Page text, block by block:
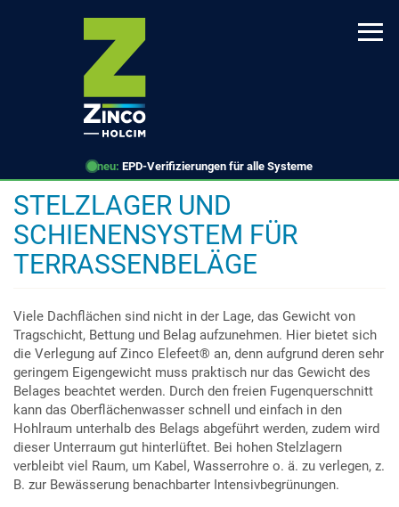
neu: EPD-Verifizierungen für alle Systeme
STELZLAGER UND
SCHIENENSYSTEM FÜR
TERRASSENBELÄGE
Viele Dachflächen sind nicht in der Lage, das Gewicht von
Tragschicht, Bettung und Belag aufzunehmen. Hier bietet sich
die Verlegung auf Zinco Elefeet® an, denn aufgrund deren sehr
geringem Eigengewicht muss praktisch nur das Gewicht des
Belages beachtet werden. Durch den freien Fugenquerschnitt
kann das Oberflächenwasser schnell und einfach in den
Hohlraum unterhalb des Belags abgeführt werden, zudem wird
dieser Unterraum gut hinterlüftet. Bei hohen Stelzlagern
verbleibt viel Raum, um Kabel, Wasserrohre o. ä. zu verlegen, z.
B. zur Bewässerung benachbarter Intensivbegrünungen.